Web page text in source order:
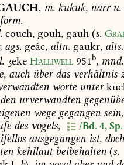
, m. kukuk,narru.
form.
couch, gouh, gauh (s.
ags. geác, altn. gaukr, alts.
ʒeke Halliwell 951b, mnd.
auch überdas verhältnis
worte unter
den urverwandten
wege gegangen sein,
des vogels, /Bd. 4,
ausgegangen ist,
kehllautbeibehalten (s.